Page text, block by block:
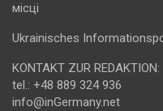
місці
Ukrainisches
KONTAKT ZUR REDAKTION:
tel.: +48 889 324 936
info@inGermany.net